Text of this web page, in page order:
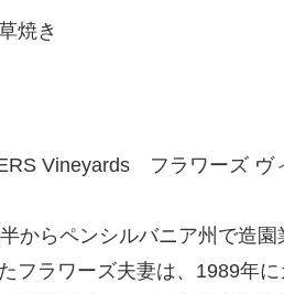
焼き
Vineyards フラワーズ ヴ
からペンシルバニア州で造園
フラワーズ夫妻は、1989年に